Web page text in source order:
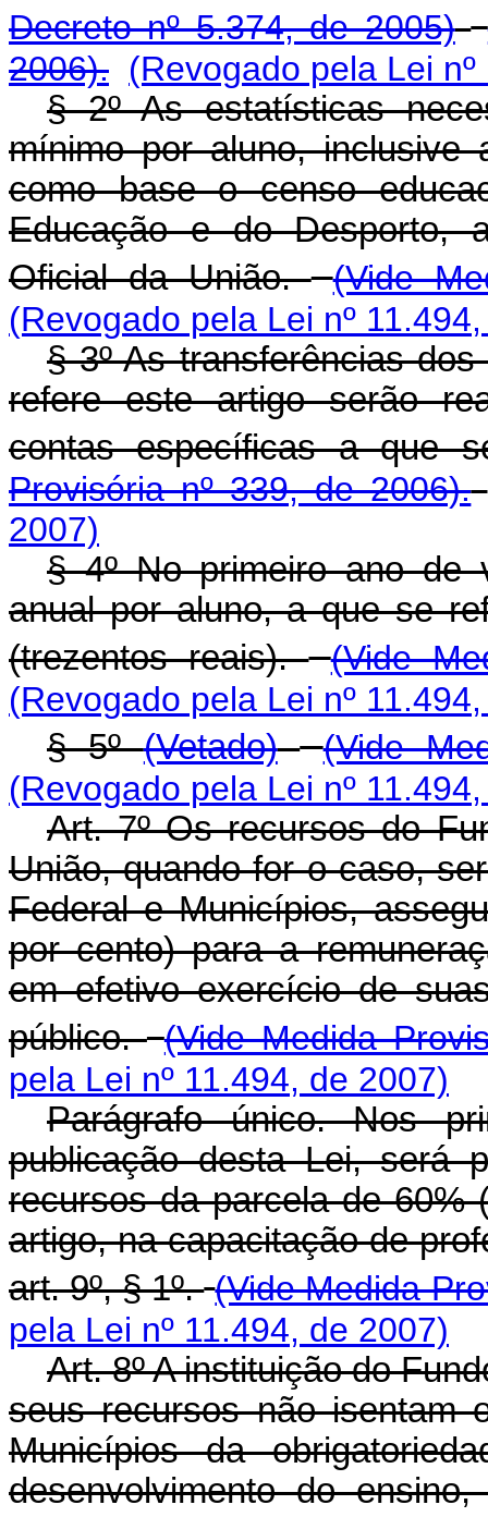
Decreto nº 5.374, de 2005)
2006). (Revogado pela Lei
§ 2º As estatísticas
mínimo por aluno, inclusive
como base o censo
Educação e do Desporto,
Oficial da União. (Vide
(Revogado pela Lei nº
§ 3º As transferências
refere este artigo serão
contas específicas a que
Provisória nº 339, de 2006).
2007)
§ 4º No primeiro ano de
anual por aluno, a que se
(trezentos reais). (Vide
(Revogado pela Lei nº
§ 5º(Vetado)
(Vide
(Revogado pela Lei nº
Art. 7º Os recursos do
União, quando for o caso,
Federal e Municípios,
por cento) para a
em efetivo exercício de
público. (Vide Medida
pela Lei nº 11.494, de 2007)
Parágrafo único. Nos
publicação desta Lei, será
recursos da parcela de 60%
artigo, na capacitação de
art. 9º, § 1º. (Vide Medida
pela Lei nº 11.494, de 2007)
Art. 8º A instituição do
seus recursos não isentam
Municípios da
desenvolvimento do